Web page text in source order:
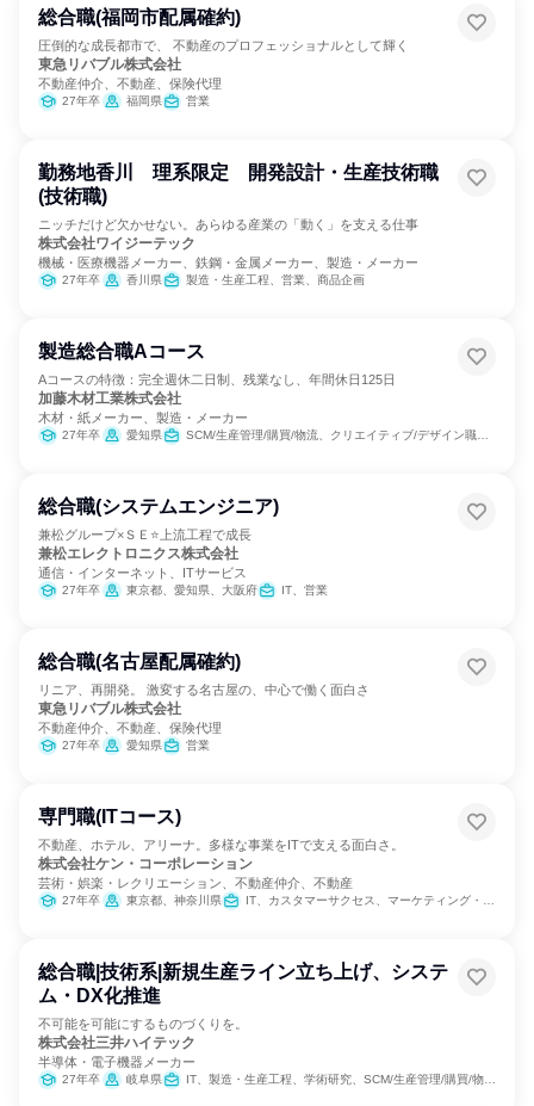
総合職(福岡市配属確約)
圧倒的な成長都市で、 不動産のプロフェッショナルとして輝く
東急リバブル株式会社
不動産仲介、不動産、保険代理
27年卒 福岡県 営業
勤務地香川 理系限定 開発設計・生産技術職
(技術職)
ニッチだけど欠かせない。あらゆる産業の「動く」を支える仕事
株式会社ワイジーテック
機械・医療機器メーカー、鉄鋼・金属メーカー、製造・メーカー
27年卒 香川県 製造・生産工程、営業、商品企画
製造総合職Aコース
Aコースの特徴：完全週休二日制、残業なし、年間休日125日
加藤木材工業株式会社
木材・紙メーカー、製造・メーカー
27年卒 愛知県 SCM/生産管理/購買/物流、クリエイティブ/デザイン職、製造・生産工程、建築/土木/プラント専門職、学術研究
総合職(システムエンジニア)
兼松グループ×ＳＥ⭐上流工程で成長
兼松エレクトロニクス株式会社
通信・インターネット、ITサービス
27年卒 東京都、愛知県、大阪府 IT、営業
総合職(名古屋配属確約)
リニア、再開発。 激変する名古屋の、中心で働く面白さ
東急リバブル株式会社
不動産仲介、不動産、保険代理
27年卒 愛知県 営業
専門職(ITコース)
不動産、ホテル、アリーナ。多様な事業をITで支える面白さ。
株式会社ケン・コーポレーション
芸術・娯楽・レクリエーション、不動産仲介、不動産
27年卒 東京都、神奈川県 IT、カスタマーサクセス、マーケティング・広告・宣伝、経営/事業企画
総合職|技術系|新規生産ライン立ち上げ、システ
ム・DX化推進
不可能を可能にするものづくりを。
株式会社三井ハイテック
半導体・電子機器メーカー
27年卒 岐阜県 IT、製造・生産工程、学術研究、SCM/生産管理/購買/物流、建築/土木/プラント専門職